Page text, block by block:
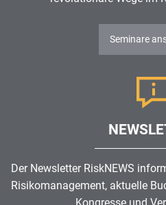
Seminare
Der Newsletter RiskNEWS
Risikomanagement, aktuelle
Kongresse und